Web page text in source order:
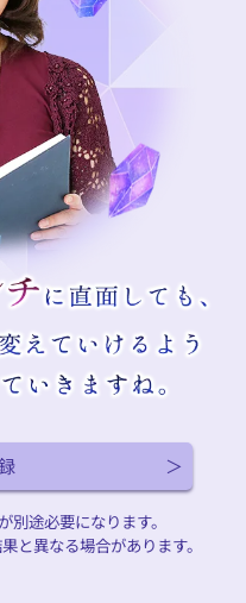
別途必要になります。
と異なる場合があります。